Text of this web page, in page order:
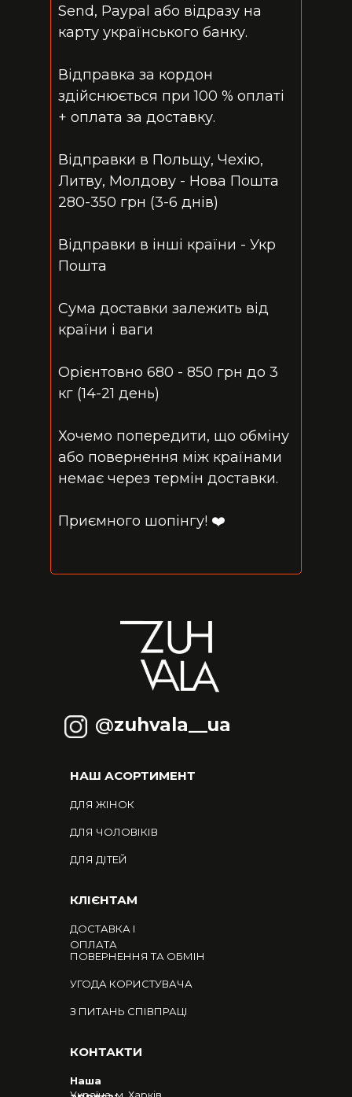
Send, Paypal або відразу на
карту українського банку.
Відправка за кордон
здійснюється при 100 % оплаті
+ оплата за доставку.
Відправки в Польщу, Чехію,
Литву, Молдову - Нова Пошта
280-350 грн (3-6 днів)
Відправки в інші країни - Укр
Пошта
Сума доставки залежить від
країни і ваги
Орієнтовно 680 - 850 грн до 3
кг (14-21 день)
Хочемо попередити, що обміну
або повернення між країнами
немає через термін доставки.
Приємного шопінгу! ❤️
НАШ АСОРТИМЕНТ
КЛІЄНТАМ
КОНТАКТИ
ДЛЯ ЖІНОК
ДЛЯ ЧОЛОВІКІВ
ДЛЯ ДІТЕЙ
ДОСТАВКА І
ОПЛАТА
ПОВЕРНЕННЯ ТА ОБМІН
УГОДА КОРИСТУВАЧА
З ПИТАНЬ СПІВПРАЦІ
Наша
@zuhvala__ua